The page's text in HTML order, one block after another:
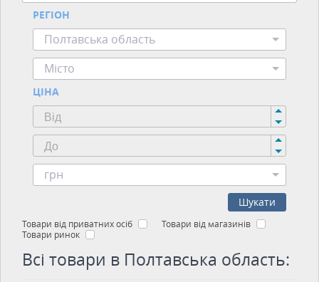
РЕГІОН
Полтавська область
Місто
ЦІНА
грн
Шукати
Товари від приватних осіб
Товари від магазинів
Товари ринок
Всі товари в Полтавська область: